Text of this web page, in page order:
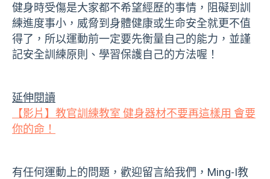
健身時受傷是大家都不希望經歷的事情，阻礙到訓
練進度事小，威脅到身體健康或生命安全就更不值
得了，所以運動前一定要先衡量自己的能力，並謹
記安全訓練原則、學習保護自己的方法喔！
延伸閱讀
【影片】教官訓練教室 健身器材不要再這樣用 會要
你的命！
有任何運動上的問題，歡迎留言給我們，Ming-I教